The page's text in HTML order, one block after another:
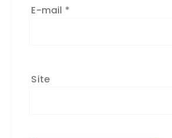
E-mail *
Site